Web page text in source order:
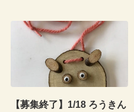
【募集終了】1/18 ろうきん